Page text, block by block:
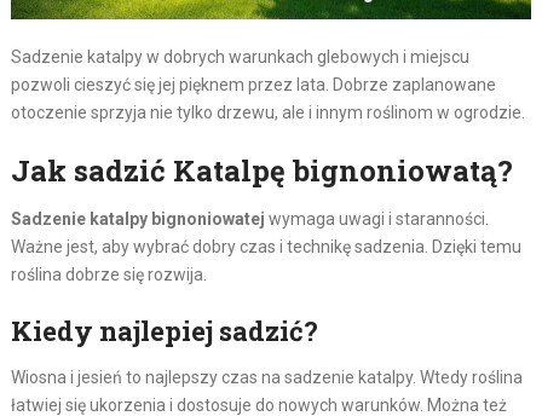
Sadzenie katalpy w dobrych warunkach glebowych i miejscu
pozwoli cieszyć się jej pięknem przez lata. Dobrze zaplanowane
otoczenie sprzyja nie tylko drzewu, ale i innym roślinom w ogrodzie.
Jak sadzić Katalpę bignoniowatą?
Sadzenie katalpy bignoniowatej wymaga uwagi i staranności.
Ważne jest, aby wybrać dobry czas i technikę sadzenia. Dzięki temu
roślina dobrze się rozwija.
Kiedy najlepiej sadzić?
Wiosna i jesień to najlepszy czas na sadzenie katalpy. Wtedy roślina
łatwiej się ukorzenia i dostosuje do nowych warunków. Można też